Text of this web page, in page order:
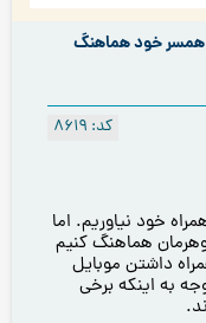
همسر خود هماهنگ
کد: 8619
خود نیاوریم. اما
هماهنگ کنیم
داشتن موبایل
به اينكه برخی